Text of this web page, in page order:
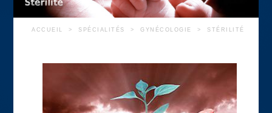
ACCUEIL > SPÉCIALITÉS > GYNÉCOLOGIE > STÉRILITÉ